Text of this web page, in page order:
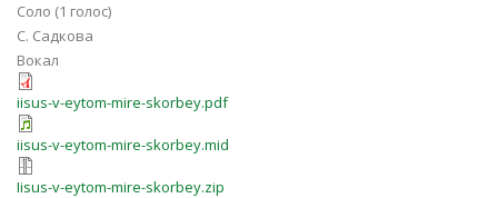
Соло (1 голос)
С. Садкова
Вокал
iisus-v-eytom-mire-skorbey.pdf
iisus-v-eytom-mire-skorbey.mid
Iisus-v-eytom-mire-skorbey.zip